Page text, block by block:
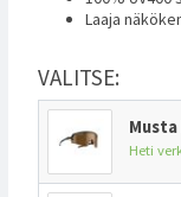
Laaja
VALITSE:
Musta
Heti